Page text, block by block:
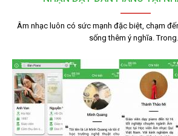
Âm nhạc luôn có sức mạnh đặc biệt, chạm
sống thêm ý nghĩa.